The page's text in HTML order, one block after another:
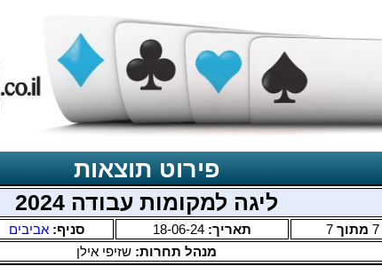
פירוט תוצאות
ליגה למקומות עבודה 2024
7 מתוך 7 תאריך: 18-06-24 סניף:אביבים
מנהל תחרות: שזיפי אילן